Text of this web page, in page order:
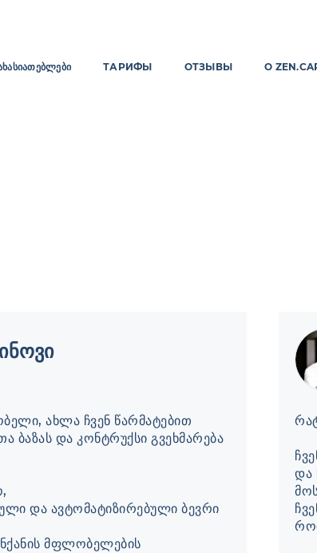
ТАРИФЫ ОТЗЫВЫ О
ახლა ჩვენ წარმატებით
ბაზას და კონტრუქსი გვეხმარება
და ავტომატიზირებული ბევრი
მფლობელების
და